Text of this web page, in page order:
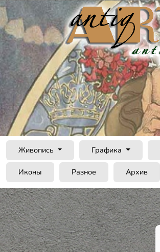
Живопись Графика
Иконы Разное Архив